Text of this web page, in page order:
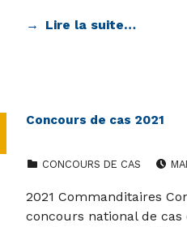
Lire la suite…
Concours de cas 2021
CONCOURS DE CAS
2021 Commanditaires
concours national de cas